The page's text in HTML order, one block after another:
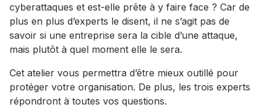
cyberattaques et est-elle prête à y faire face ? Car de
plus en plus d’experts le disent, il ne s’agit pas de
savoir si une entreprise sera la cible d’une attaque,
mais plutôt à quel moment elle le sera.
Cet atelier vous permettra d’être mieux outillé pour
protéger votre organisation. De plus, les trois experts
répondront à toutes vos questions.